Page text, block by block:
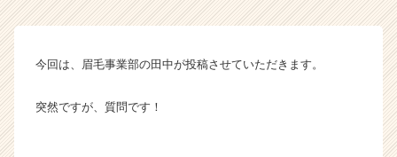
届
就
サ
今回は、眉毛事業部の田中が投稿させていただきます。
突然ですが、質問です！